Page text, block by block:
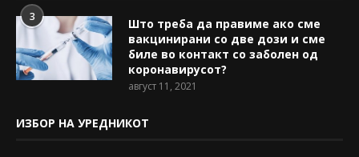
3
Што треба да правиме ако сме
вакцинирани со две дози и сме
биле во контакт со заболен од
коронавирусот?
август 11, 2021
ИЗБОР НА УРЕДНИКОТ